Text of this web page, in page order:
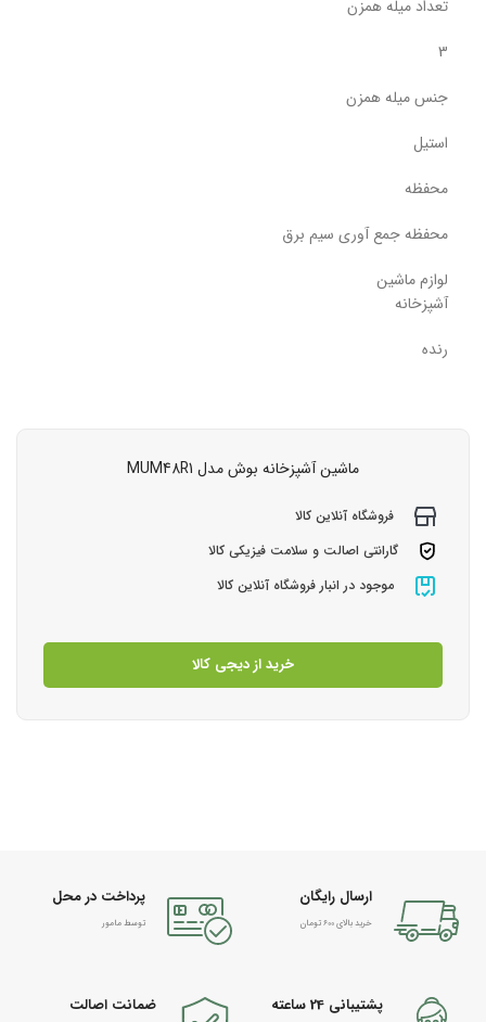
تعداد میله همزن
3
جنس میله همزن
استیل
محفظه
محفظه جمع آوری سیم برق
لوازم ماشین
آشپزخانه
رنده
ماشین آشپزخانه بوش مدل MUM48R1
فروشگاه آنلاین کالا
گارانتی اصالت و سلامت فیزیکی کالا
موجود در انبار فروشگاه آنلاین کالا
خرید از دیجی کالا
ارسال رایگان
خرید بالای 600 تومان
پرداخت در محل
توسط مامور
پشتیبانی 24 ساعته ضمانت اصالت